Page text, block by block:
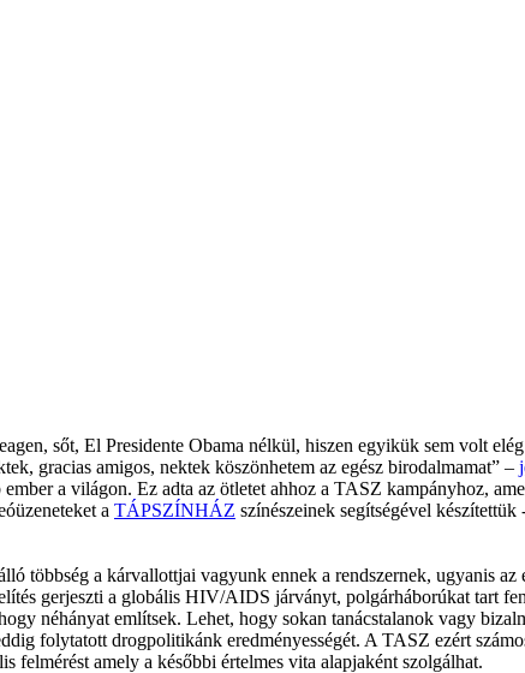
sőt, El Presidente Obama nélkül, hiszen egyikük sem volt
gracias amigos, nektek köszönhetem az egész birodalmamat” –
a világon. Ez adta az ötletet ahhoz a TASZ kampányhoz,
a TÁPSZÍNHÁZ színészeinek segítségével
többség a kárvallottjai vagyunk ennek a rendszernek, ugyanis az
gerjeszti a globális HIV/AIDS járványt, polgárháborúkat tart
néhányat említsek. Lehet, hogy sokan tanácstalanok vagy
folytatott drogpolitikánk eredményességét. A TASZ ezért
felmérést amely a későbbi értelmes vita alapjaként szolgálhat.